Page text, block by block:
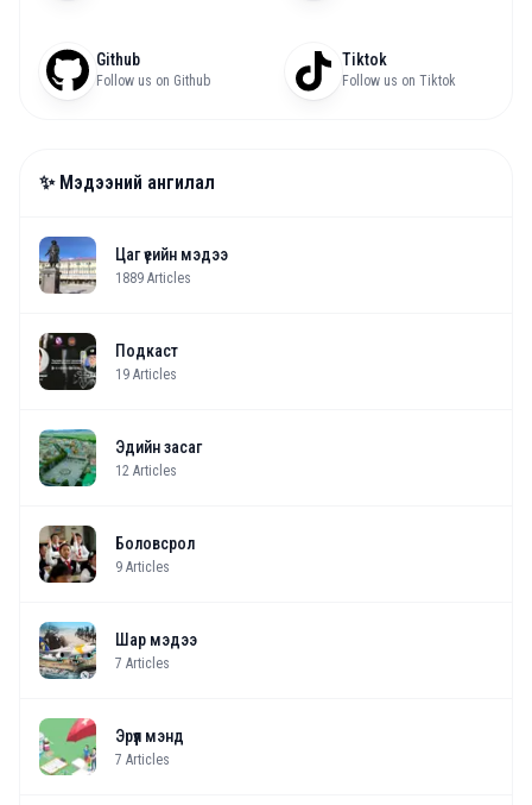
Github
Follow us on Github
Tiktok
Follow us on Tiktok
✨ Мэдээний ангилал
Цаг үеийн мэдээ
1889 Articles
Подкаст
19 Articles
Эдийн засаг
12 Articles
Боловсрол
9 Articles
Шар мэдээ
7 Articles
Эрүүл мэнд
7 Articles